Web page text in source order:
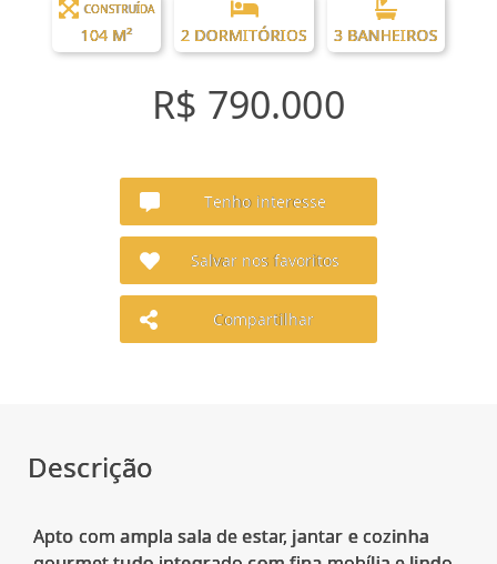
CONSTRUÍDA
104 M² 2 DORMITÓRIOS 3 BANHEIROS
R$ 790.000
Tenho interesse
Salvar nos favoritos
Compartilhar
Descrição
Apto com ampla sala de estar, jantar e cozinha